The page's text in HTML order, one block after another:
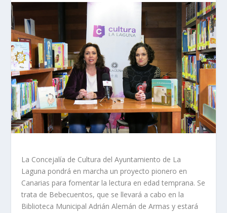
La Concejalía de Cultura del Ayuntamiento de La
Laguna pondrá en marcha un proyecto pionero en
Canarias para fomentar la lectura en edad temprana. Se
trata de Bebecuentos, que se llevará a cabo en la
Biblioteca Municipal Adrián Alemán de Armas y estará